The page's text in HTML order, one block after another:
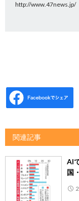
http://www.47news.jp/
関連記事
AI
国